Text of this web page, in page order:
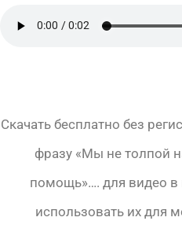
Скачать бесплатно без
фразу «Мы не толпой
помощь»…. для видео
использовать их для